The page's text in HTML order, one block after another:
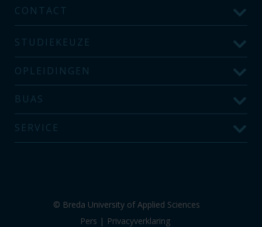
CONTACT
STUDIEKEUZE
OPLEIDINGEN
BUAS
SERVICE
© Breda University of Applied Sciences
Pers | Privacyverklaring